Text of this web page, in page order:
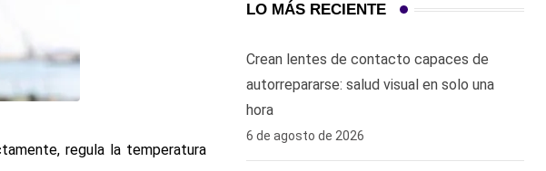
regula la temperatura
LO MÁS RECIENTE
Crean lentes de contacto capaces de
autorrepararse: salud visual en solo una
hora ‎
6 de agosto de 2026